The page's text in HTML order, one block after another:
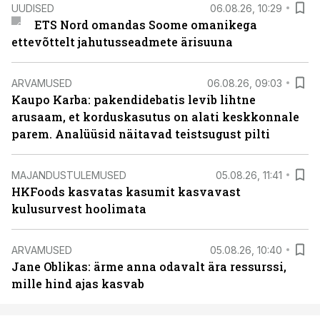
UUDISED 06.08.26, 10:29
ETS Nord omandas Soome omanikega
ettevõttelt jahutusseadmete ärisuuna
ARVAMUSED 06.08.26, 09:03
Kaupo Karba: pakendidebatis levib lihtne
arusaam, et korduskasutus on alati keskkonnale
parem. Analüüsid näitavad teistsugust pilti
MAJANDUSTULEMUSED 05.08.26, 11:41
HKFoods kasvatas kasumit kasvavast
kulusurvest hoolimata
ARVAMUSED 05.08.26, 10:40
Jane Oblikas: ärme anna odavalt ära ressurssi,
mille hind ajas kasvab